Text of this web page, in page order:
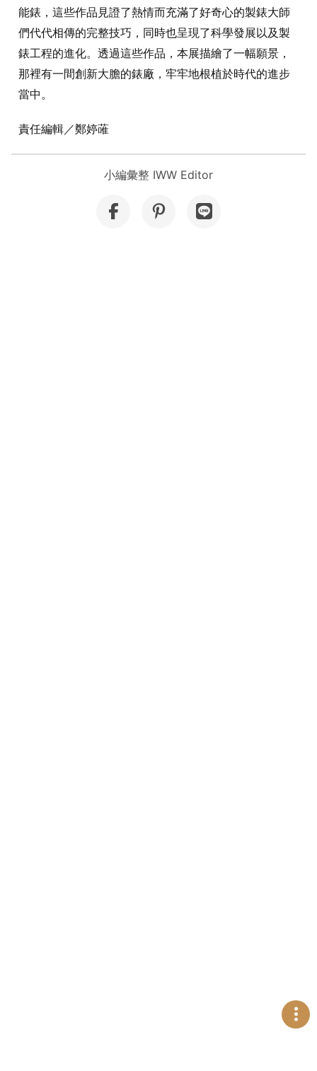
能錶，這些作品見證了熱情而充滿了好奇心的製錶大師
們代代相傳的完整技巧，同時也呈現了科學發展以及製
錶工程的進化。透過這些作品，本展描繪了一幅願景，
那裡有一間創新大膽的錶廠，牢牢地根植於時代的進步
當中。
責任編輯／鄭婷蓶
小編彙整 IWW Editor